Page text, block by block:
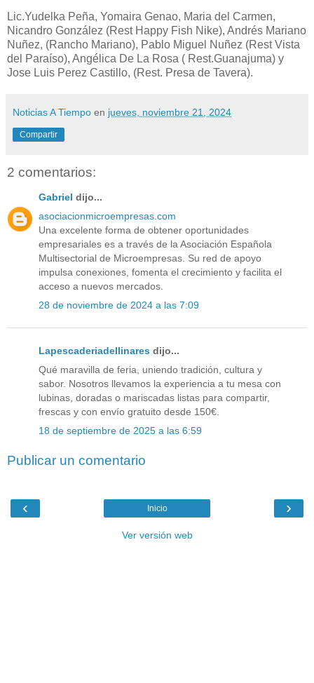
Lic.Yudelka Peña, Yomaira Genao, Maria del Carmen,
Nicandro González (Rest Happy Fish Nike), Andrés Mariano
Nuñez, (Rancho Mariano), Pablo Miguel Nuñez (Rest Vista
del Paraíso), Angélica De La Rosa ( Rest.Guanajuma) y
Jose Luis Perez Castillo, (Rest. Presa de Tavera).
Noticias A Tiempo en jueves, noviembre 21, 2024
Compartir
2 comentarios:
Gabriel dijo...
asociacionmicroempresas.com
Una excelente forma de obtener oportunidades
empresariales es a través de la Asociación Española
Multisectorial de Microempresas. Su red de apoyo
impulsa conexiones, fomenta el crecimiento y facilita el
acceso a nuevos mercados.
28 de noviembre de 2024 a las 7:09
Lapescaderiadellinares dijo...
Qué maravilla de feria, uniendo tradición, cultura y
sabor. Nosotros llevamos la experiencia a tu mesa con
lubinas, doradas o mariscadas listas para compartir,
frescas y con envío gratuito desde 150€.
18 de septiembre de 2025 a las 6:59
Publicar un comentario
‹ ›
Inicio
Ver versión web